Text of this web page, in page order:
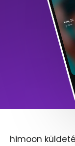
himoon